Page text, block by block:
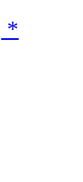
*